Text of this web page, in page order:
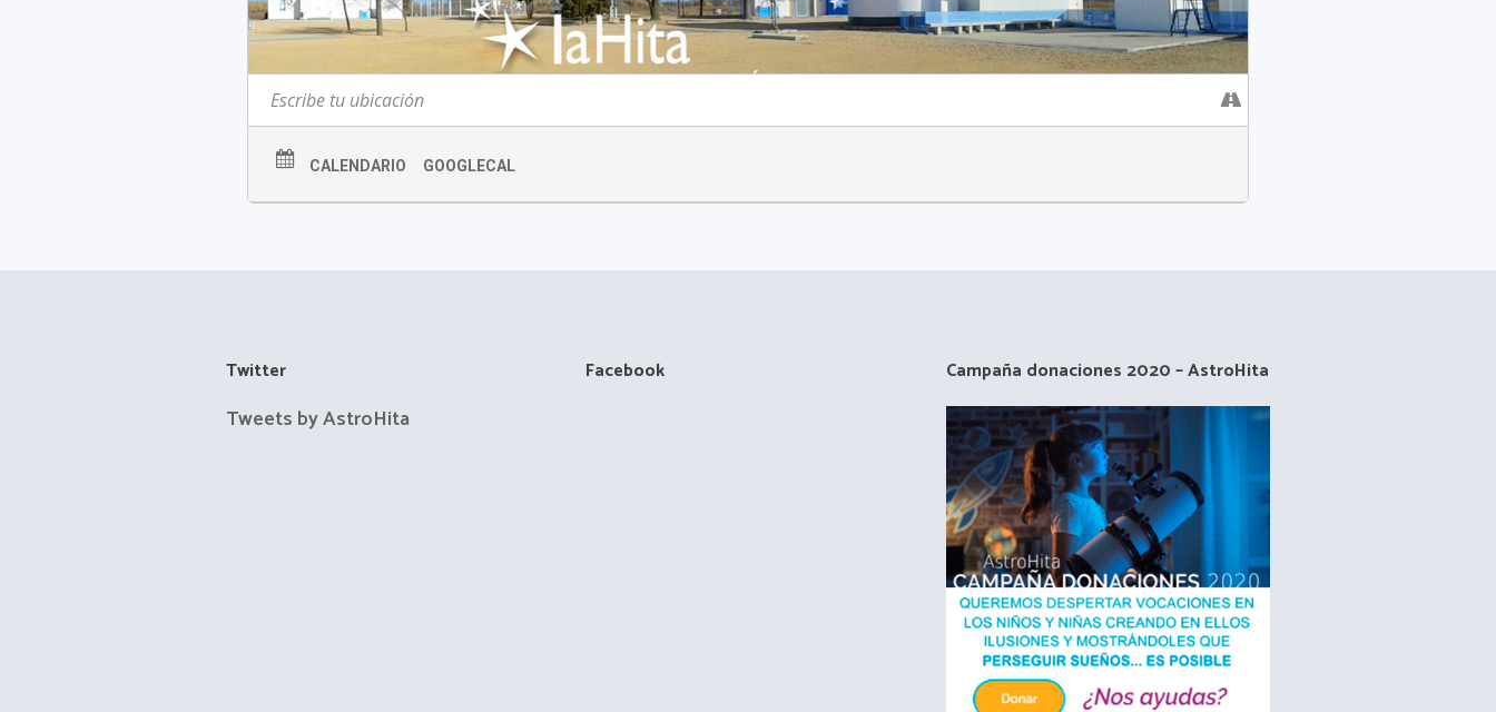
CALENDARIO GOOGLECAL
Twitter
Tweets by AstroHita
Facebook Campaña donaciones 2020 – AstroHita